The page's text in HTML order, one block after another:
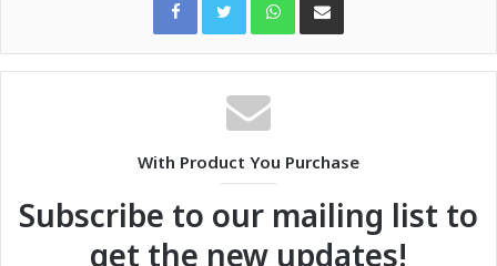
With Product You Purchase
Subscribe to our mailing list to
get the new updates!